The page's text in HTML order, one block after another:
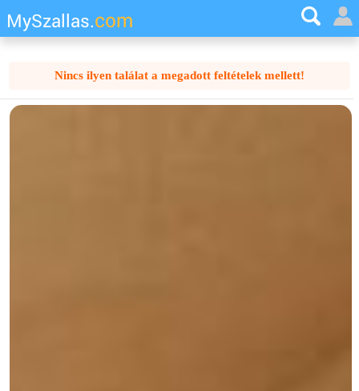
MySzallas.com
Nincs ilyen találat a megadott feltételek mellett!